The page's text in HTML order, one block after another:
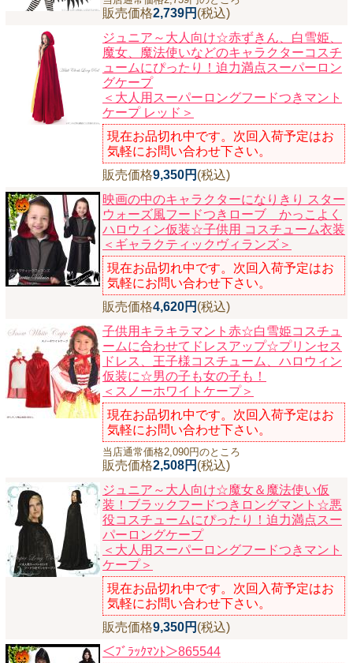
販売価格2,739円 (税込)
ジュニア～大人向け☆赤ずきん、白雪姫、
魔女、魔法使いなどのキャラクターコスチ
ュームにぴったり！迫力満点スーパーロン
グケープ
＜大人用スーパーロングフードつきマント
ケープ レッド＞
現在お品切れ中です。次回入荷予定はお
気軽にお問い合わせ下さい。
販売価格9,350円 (税込)
映画の中のキャラクターになりきり スター
ウォーズ風フードつきローブ かっこよく
ハロウィン仮装☆子供用 コスチューム衣装
＜ギャラクティックヴィランズ＞
現在お品切れ中です。次回入荷予定はお
気軽にお問い合わせ下さい。
販売価格4,620円 (税込)
子供用キラキラマント赤☆白雪姫コスチュ
ームに合わせてドレスアップ☆プリンセス
ドレス、王子様コスチューム、ハロウィン
仮装に☆男の子も女の子も！
＜スノーホワイトケープ＞
現在お品切れ中です。次回入荷予定はお
気軽にお問い合わせ下さい。
当店通常価格2,090円のところ
販売価格2,508円 (税込)
ジュニア～大人向け☆魔女＆魔法使い仮
装！ブラックフードつきロングマント☆悪
役コスチュームにぴったり！迫力満点スー
パーロングケープ
＜大人用スーパーロングフードつきマント
ケープ＞
現在お品切れ中です。次回入荷予定はお
気軽にお問い合わせ下さい。
販売価格9,350円 (税込)
＜ﾌﾞﾗｯｸﾏﾝﾄ＞865544